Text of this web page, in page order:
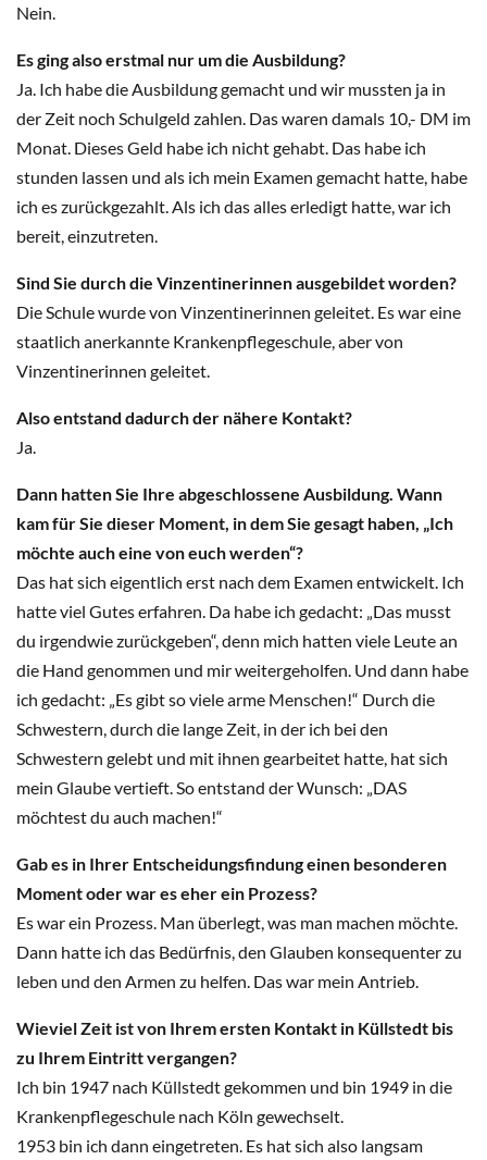
Nein.
Es ging also erstmal nur um die Ausbildung?
Ja. Ich habe die Ausbildung gemacht und wir mussten ja in
der Zeit noch Schulgeld zahlen. Das waren damals 10,- DM im
Monat. Dieses Geld habe ich nicht gehabt. Das habe ich
stunden lassen und als ich mein Examen gemacht hatte, habe
ich es zurückgezahlt. Als ich das alles erledigt hatte, war ich
bereit, einzutreten.
Sind Sie durch die Vinzentinerinnen ausgebildet worden?
Die Schule wurde von Vinzentinerinnen geleitet. Es war eine
staatlich anerkannte Krankenpflegeschule, aber von
Vinzentinerinnen geleitet.
Also entstand dadurch der nähere Kontakt?
Ja.
Dann hatten Sie Ihre abgeschlossene Ausbildung. Wann
kam für Sie dieser Moment, in dem Sie gesagt haben, „Ich
möchte auch eine von euch werden“?
Das hat sich eigentlich erst nach dem Examen entwickelt. Ich
hatte viel Gutes erfahren. Da habe ich gedacht: „Das musst
du irgendwie zurückgeben“, denn mich hatten viele Leute an
die Hand genommen und mir weitergeholfen. Und dann habe
ich gedacht: „Es gibt so viele arme Menschen!“ Durch die
Schwestern, durch die lange Zeit, in der ich bei den
Schwestern gelebt und mit ihnen gearbeitet hatte, hat sich
mein Glaube vertieft. So entstand der Wunsch: „DAS
möchtest du auch machen!“
Gab es in Ihrer Entscheidungsfindung einen besonderen
Moment oder war es eher ein Prozess?
Es war ein Prozess. Man überlegt, was man machen möchte.
Dann hatte ich das Bedürfnis, den Glauben konsequenter zu
leben und den Armen zu helfen. Das war mein Antrieb.
Wieviel Zeit ist von Ihrem ersten Kontakt in Küllstedt bis
zu Ihrem Eintritt vergangen?
Ich bin 1947 nach Küllstedt gekommen und bin 1949 in die
Krankenpflegeschule nach Köln gewechselt.
1953 bin ich dann eingetreten. Es hat sich also langsam